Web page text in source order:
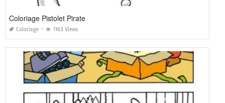
Coloriage Pistolet Pirate
Coloriage 1163 Views